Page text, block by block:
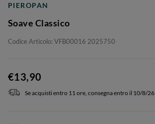
PIEROPAN
Soave Classico
Codice Articolo: VFB00016 2025750
€13,90
Se acquisti entro 11 ore, consegna entro il 10/8/26